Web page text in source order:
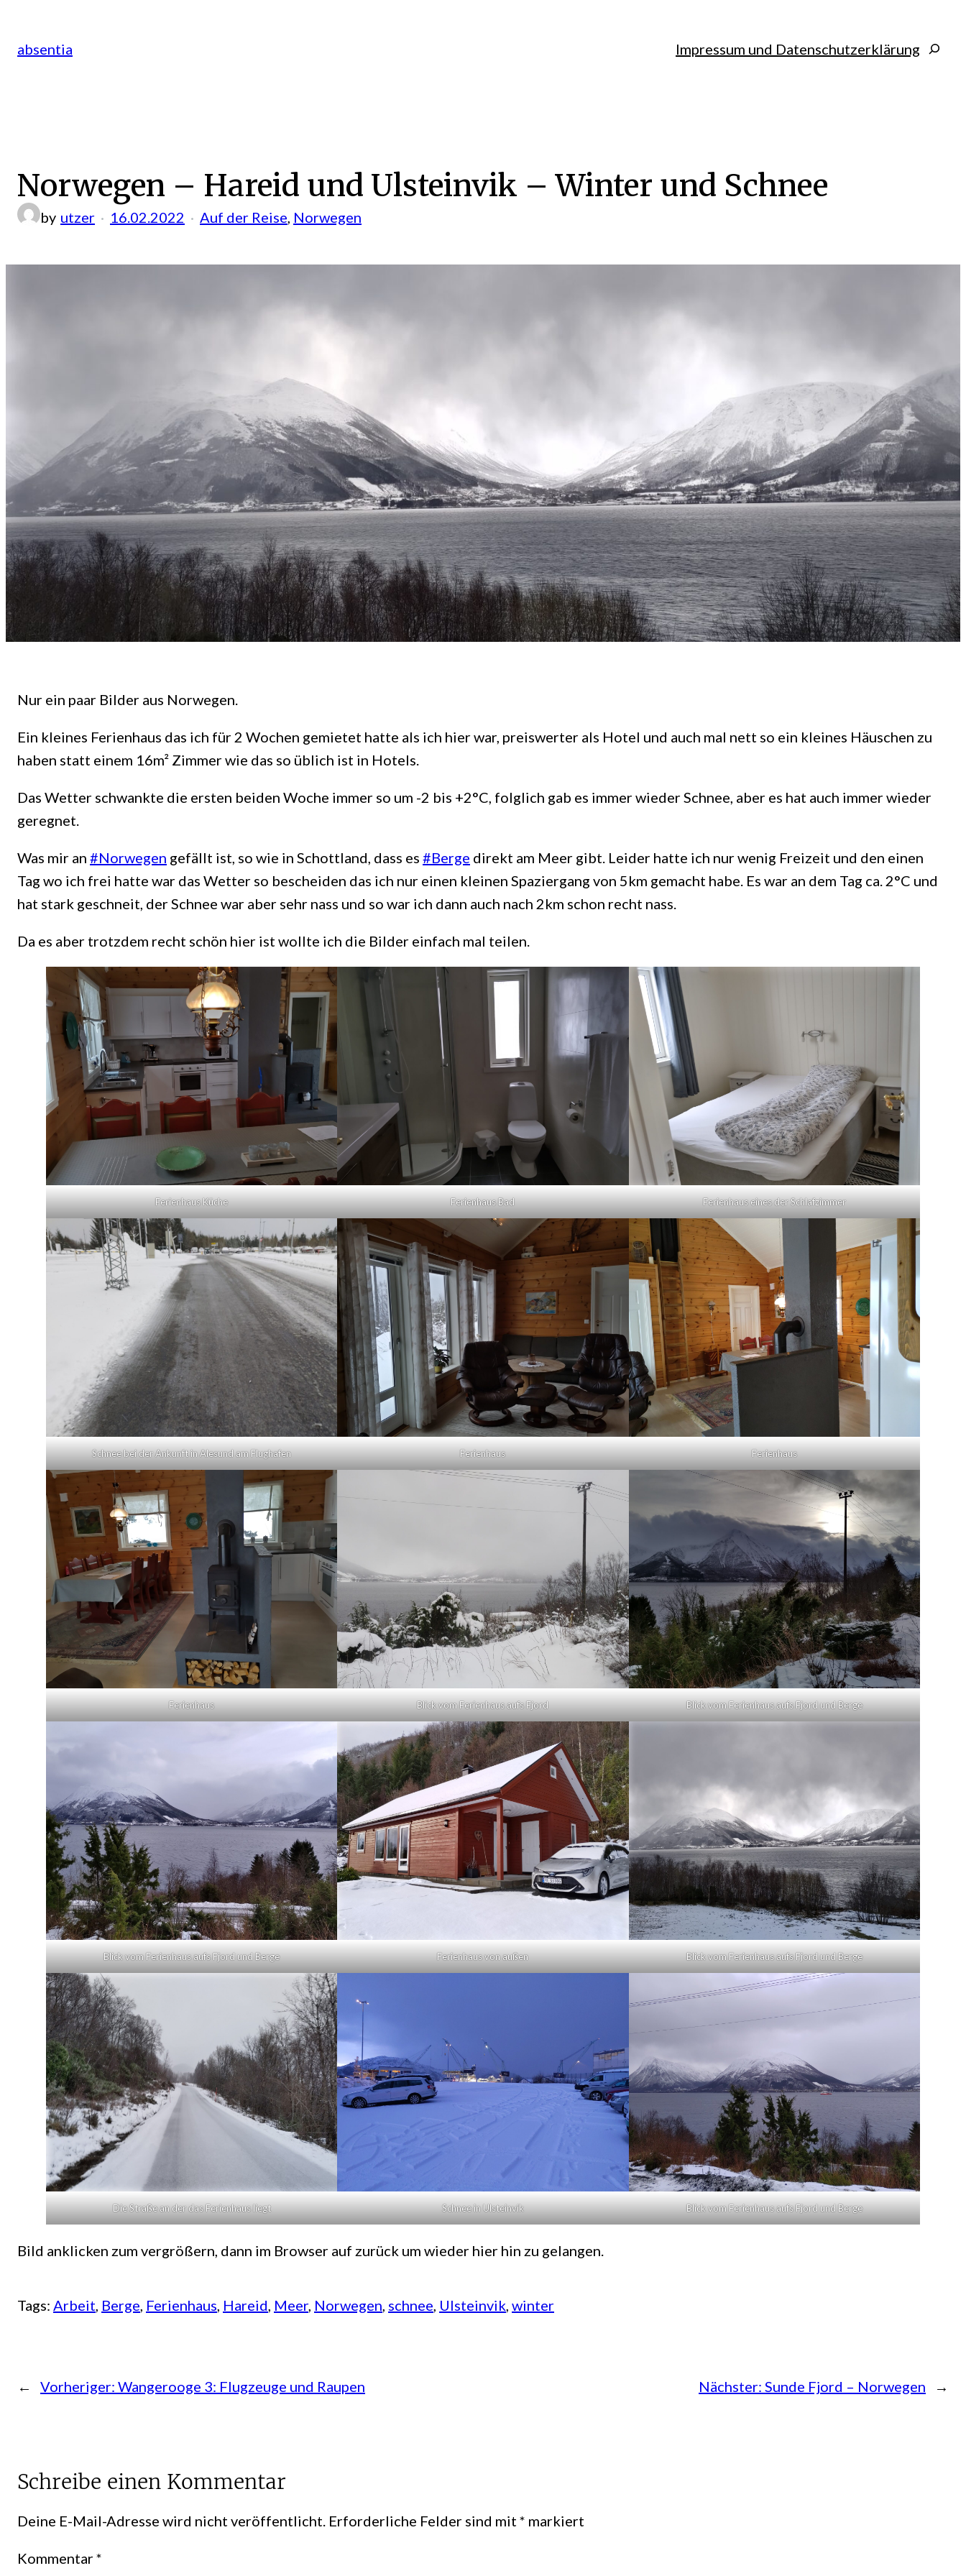
springen
absentia Impressum und Datenschutzerklärung Search
Norwegen – Hareid und Ulsteinvik – Winter und Schnee
by utzer 16.02.2022 Auf der Reise Norwegen
Nur ein paar Bilder aus Norwegen.
Ein kleines Ferienhaus das ich für 2 Wochen gemietet hatte als ich hier war, preiswerter als Hotel und auch mal nett so ein kleines Häuschen zu
haben statt einem 16m² Zimmer wie das so üblich ist in Hotels.
Das Wetter schwankte die ersten beiden Woche immer so um -2 bis +2°C, folglich gab es immer wieder Schnee, aber es hat auch immer wieder
geregnet.
Was mir an #Norwegen gefällt ist, so wie in Schottland, dass es #Berge direkt am Meer gibt. Leider hatte ich nur wenig Freizeit und den einen
Tag wo ich frei hatte war das Wetter so bescheiden das ich nur einen kleinen Spaziergang von 5km gemacht habe. Es war an dem Tag ca. 2°C und
hat stark geschneit, der Schnee war aber sehr nass und so war ich dann auch nach 2km schon recht nass.
Da es aber trotzdem recht schön hier ist wollte ich die Bilder einfach mal teilen.
Ferienhaus Küche Ferienhaus Bad Ferienhaus eines der Schlafzimmer
Schnee bei der Ankunft in Alesund am Flughafen Ferienhaus Ferienhaus
Ferienhaus Blick vom Ferienhaus aufs Fjord Blick vom Ferienhaus aufs Fjord und Berge
Blick vom Ferienhaus aufs Fjord und Berge Ferienhaus von außen Blick vom Ferienhaus aufs Fjord und Berge
Die Straße an der das Ferienhaus liegt Schnee in Ulsteinvik Blick vom Ferienhaus aufs Fjord und Berge
Bild anklicken zum vergrößern, dann im Browser auf zurück um wieder hier hin zu gelangen.
Tags: Arbeit, Berge, Ferienhaus, Hareid, Meer, Norwegen, schnee, Ulsteinvik, winter
← Vorheriger: Wangerooge 3: Flugzeuge und Raupen Nächster: Sunde Fjord – Norwegen →
Schreibe einen Kommentar
Deine E-Mail-Adresse wird nicht veröffentlicht. Erforderliche Felder sind mit * markiert
Kommentar*